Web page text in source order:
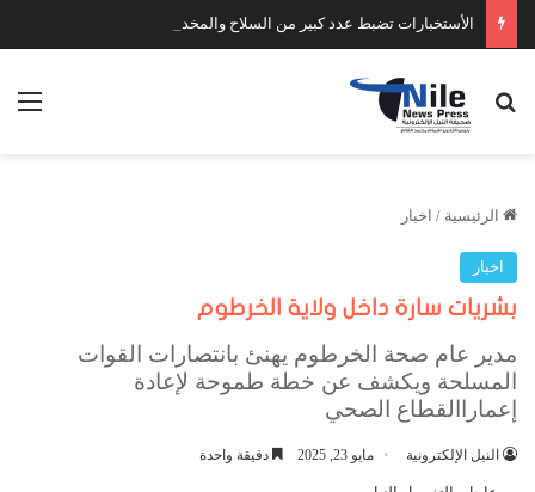
الأستخبارات تضبط عدد كبير من السلاح والمخدرات
بحث عن
الرئيسية / اخبار
اخبار
بشريات سارة داخل ولاية الخرطوم
مدير عام صحة الخرطوم يهنئ بانتصارات القوات
المسلحة ويكشف عن خطة طموحة لإعادة
إعماراالقطاع الصحي
النيل الإلكترونية مايو 23, 2025 دقيقة واحدة